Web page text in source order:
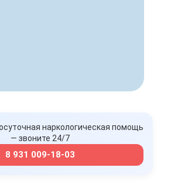
наркологическая помощь
— звоните 24/7
8 931 009-18-03